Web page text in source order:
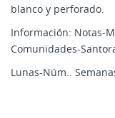
blanco y perforado.
Información: Notas-
Comunidades-
Lunas-Núm..